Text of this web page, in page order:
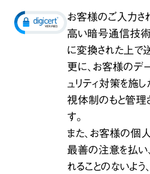
お客様のご入力さ
高い暗号通信技
に変換された上で
更に、お客様のデ
ュリティ対策を施
視体制のもと管理
す。
また、お客様の個
最善の注意を払
れることのないよ